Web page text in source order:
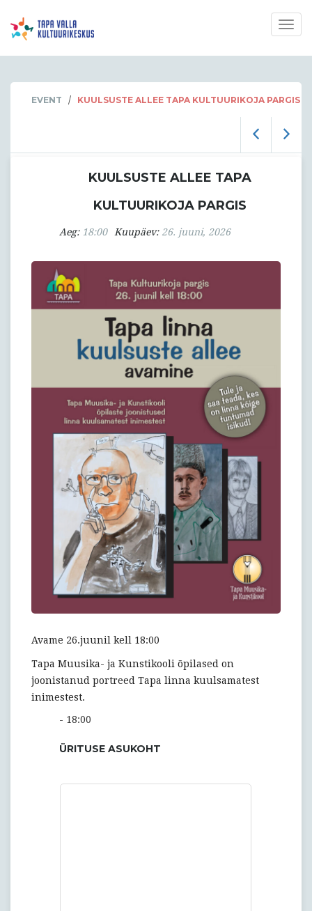
EVENT / KUULSUSTE ALLEE TAPA KULTUURIKOJA PARGIS
KUULSUSTE ALLEE TAPA
KULTUURIKOJA PARGIS
Aeg: 18:00 Kuupäev: 26. juuni, 2026
Avame 26.juunil kell 18:00
Tapa Muusika- ja Kunstikooli õpilased on
joonistanud portreed Tapa linna kuulsamatest
inimestest.
- 18:00
ÜRITUSE ASUKOHT